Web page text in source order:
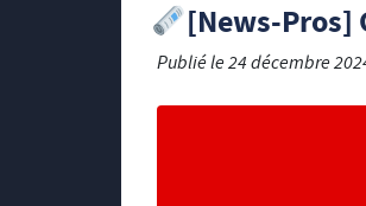
[News-Pros]
Publié le24 décembre